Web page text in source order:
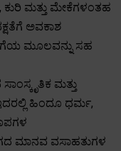
ಕುರಿ ಮತ್ತು ಮೇಕೆಗಳಂತಹ
ಅವಕಾಶ
ಮೂಲವನ್ನು ಸಹ
ಮತ್ತು
ಹಿಂದೂ ಧರ್ಮ,
ಮಾನವ ವಸಾಹತುಗಳ